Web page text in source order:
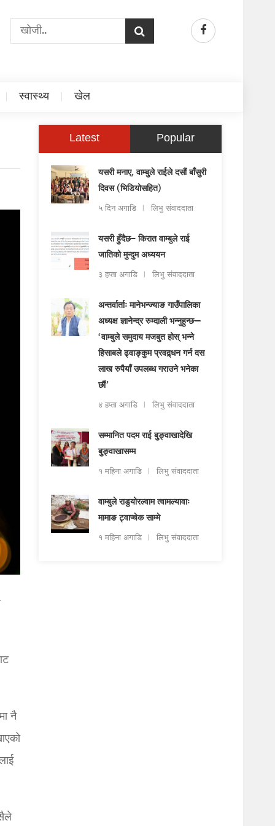
स्वास्थ्य खेल
नै
Latest Popular
यसरी मनाए, वाम्बुले राईले दसौं बाँसुरी
दिवस (भिडियोसहित)
५ दिन अगाडि लिभु संवाददाता
यसरी हुँदैछ– किरात वाम्बुले राई
जातिको मुन्दुम अध्ययन
३ हप्ता अगाडि लिभु संवाददाता
अन्तर्वार्ताः मानेभन्ज्याङ गाउँपालिका
अध्यक्ष ज्ञानेन्द्र रुम्दाली भन्नुहुन्छ—
‘वाम्बुले समुदाय मजबुत होस् भन्ने
हिसाबले ढ्वाङ्कुम प्रवद्र्धन गर्न दस
लाख रुपैयाँ उपलब्ध गराउने भनेका
छौं’
४ हप्ता अगाडि लिभु संवाददाता
सम्मानित पदम राई बुङ्वाखादेखि
बुङ्वाखासम्म
१ महिना अगाडि लिभु संवाददाता
वाम्बुले राडुयोरल्वाम त्वामल्यावाः
मामाङ ट्वाप्चेक साम्मे
१ महिना अगाडि लिभु संवाददाता